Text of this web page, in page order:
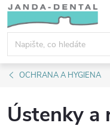
Přejít
obsah
OCHRANA A HYGIENA
Ústenky a